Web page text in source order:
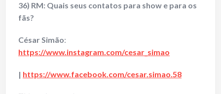
36) RM: Quais seus contatos para show e para os
fãs?
César Simão:
https://www.instagram.com/cesar_simao
| https://www.facebook.com/cesar.simao.58